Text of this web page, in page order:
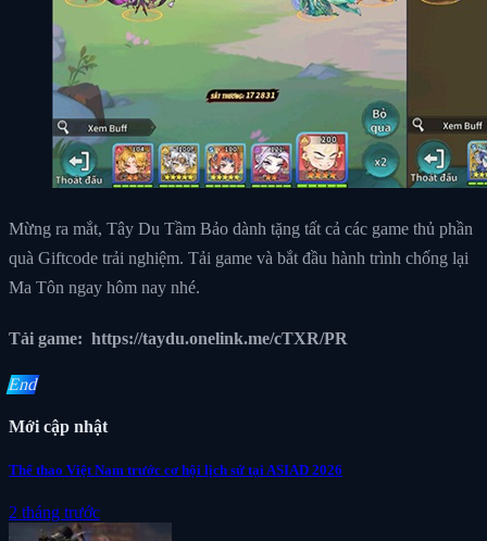
Mừng ra mắt, Tây Du Tầm Bảo dành tặng tất cả các game thủ phần
quà Giftcode trải nghiệm. Tải game và bắt đầu hành trình chống lại
Ma Tôn ngay hôm nay nhé.
Tải game: https://taydu.onelink.me/cTXR/PR
End
Mới cập nhật
Thể thao Việt Nam trước cơ hội lịch sử tại ASIAD 2026
2 tháng trước